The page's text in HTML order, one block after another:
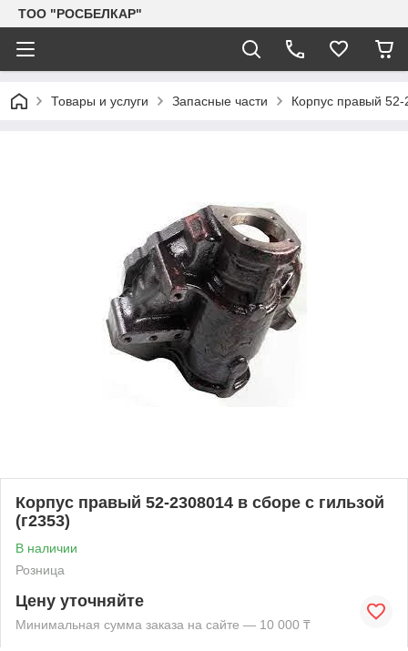
TOO "РОСБЕЛКАР"
Товары и услуги Запасные части Корпус правый 52-
Корпус правый 52-2308014 в сборе с гильзой
(г2353)
В наличии
Розница
Цену уточняйте
Минимальная сумма заказа на сайте — 10 000 ₸